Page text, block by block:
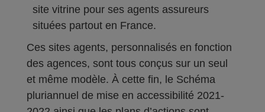
site vitrine pour ses agents assureurs
situées partout en France.
Ces sites agents, personnalisés en fonction
des agences, sont tous conçus sur un seul
et même modèle. À cette fin, le Schéma
pluriannuel de mise en accessibilité 2021-